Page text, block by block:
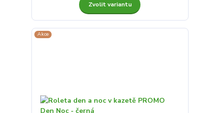
Zvolit variantu
Akce